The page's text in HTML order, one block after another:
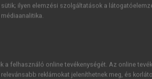
ilyen elemzési szolgáltatások a
a felhasználó online tevékenységét. Az online
reklámokat jeleníthetnek meg, és